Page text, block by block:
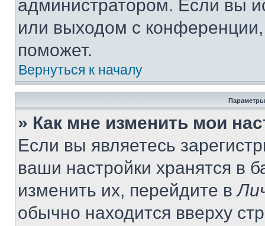
администратором. Если вы
или выходом с
поможет.
Вернуться к началу
Параметры
» Как мне изменить мои
Если вы являетесь
ваши настройки хранятся в
изменить их, перейдите в
обычно находится вверху